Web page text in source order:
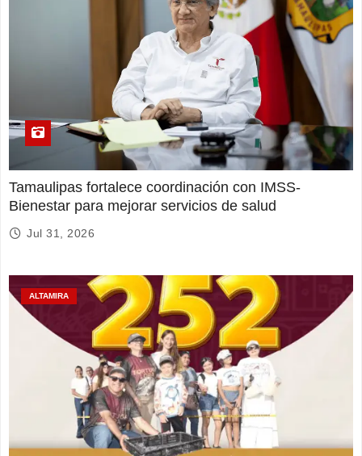
Tamaulipas fortalece coordinación con IMSS-
Bienestar para mejorar servicios de salud
Jul 31, 2026
ALTAMIRA